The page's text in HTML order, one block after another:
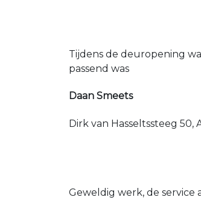
Tijdens de deuropening
passend was
Daan Smeets
Dirk van Hasseltssteeg 50,
Geweldig werk, de